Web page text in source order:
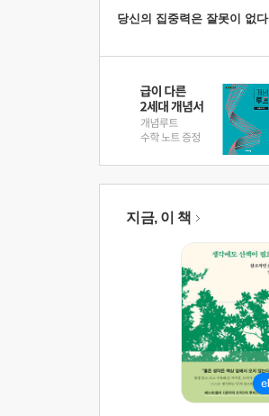
당신의 집중력은 잘못이 없다
지금, 이 책